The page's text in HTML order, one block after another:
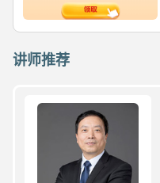
讲师推荐